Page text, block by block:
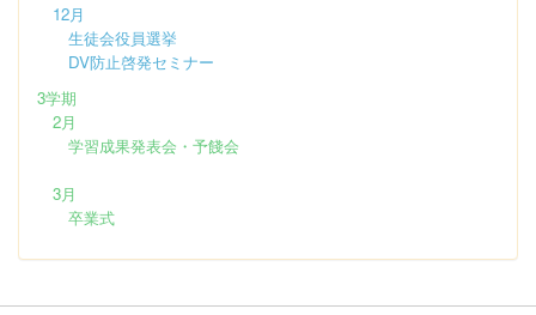
12月
生徒会役員選挙
DV防止啓発セミナー
3学期
2月
学習成果発表会・予餞会
3月
卒業式